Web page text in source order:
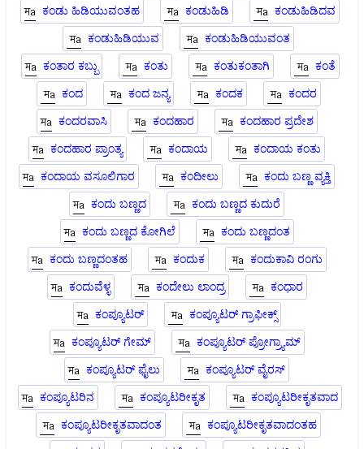
ಕಂಡು ಹಿಡಿಯುವಂತಹ
ಕಂಡುಹಿಡಿ
ಕಂಡುಹಿಡಿದವ
ಕಂಡುಹಿಡಿಯುವ
ಕಂಡುಹಿಡಿಯುವಂತ
ಕಂತಾರ ಕಬ್ಬು
ಕಂತು ಕಂತುಕಂತಾಗಿ
ಕಂತೆ
ಕಂದ
ಕಂದ ಜನ್ಯ ಕಂದಕ
ಕಂದರ
ಕಂದರವಾಸಿ
ಕಂದಹಾರ
ಕಂದಹಾರ ಪ್ರದೇಶ
ಕಂದಹಾರ ಪ್ರಾಂತ್ಯ
ಕಂದಾಯ
ಕಂದಾಯ ಕಂತು
ಕಂದಾಯ ವಸೂಲಿಗಾರ
ಕಂದೀಲು
ಕಂದು ಬಣ್ಣ ವ್ಯಕ್ತಿ
ಕಂದು ಬಣ್ಣದ
ಕಂದು ಬಣ್ಣದ ಕುದುರೆ
ಕಂದು ಬಣ್ಣದ ಕೋಗಿಲೆ
ಕಂದು ಬಣ್ಣದಂತ
ಕಂದು ಬಣ್ಣದಂತಹ
ಕಂದುಕ
ಕಂದುಕಾವಿ ರಂಗು
ಕಂದುವೆಳ್ಳ
ಕಂದೇಲು ಲಾಂದ್ರ
ಕಂಧಾರ
ಕಂಪ್ಯೂಟರ್
ಕಂಪ್ಯೂಟರ್ ಗ್ರಾಫೀಕ್ಸ್
ಕಂಪ್ಯೂಟರ್ ಗೇಮ್
ಕಂಪ್ಯೂಟರ್ ಪ್ರೋಗ್ರ್ಯಾಮ್
ಕಂಪ್ಯೂಟರ್ ಫೈಲು
ಕಂಪ್ಯೂಟರ್ ವೈರಸ್
ಕಂಪ್ಯೂಟರಿನ
ಕಂಪ್ಯೂಟರೀಕೃತ
ಕಂಪ್ಯೂಟರೀಕೃತವಾದ
ಕಂಪ್ಯೂಟರೀಕೃತವಾದಂತ
ಕಂಪ್ಯೂಟರೀಕೃತವಾದಂತಹ